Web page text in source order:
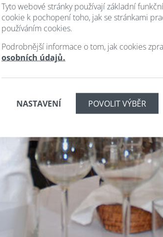
Tyto webové stránky používají základní
cookie k pochopení toho, jak se stránkami
používáním cookies.
Podrobnější informace o tom, jak cookies
osobních údajů.
NASTAVENÍ